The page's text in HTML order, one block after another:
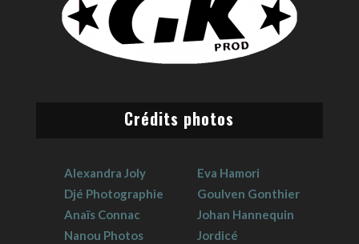
Crédits photos
Alexandra Joly
Djé Photographie
Anaïs Connac
Nanou Photos
Eva Hamori
Goulven Gonthier
Johan Hannequin
Jordicé